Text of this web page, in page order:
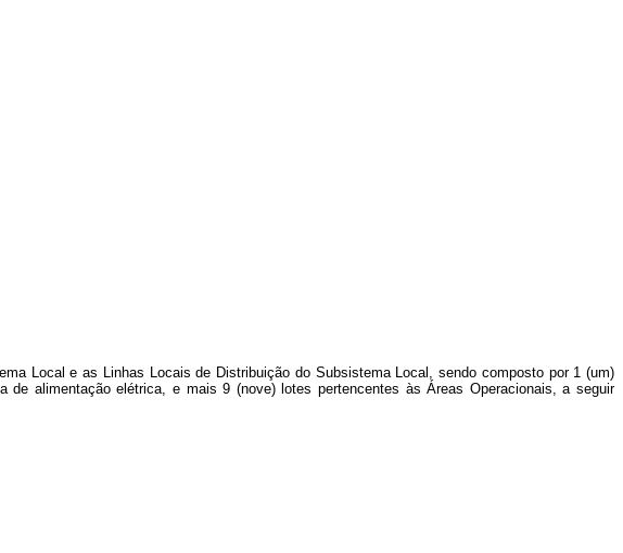
Local e as Linhas Locais de Distribuição do Subsistema Local, sendo composto por 1 (um)
alimentação elétrica, e mais 9 (nove) lotes pertencentes às Áreas Operacionais, a seguir